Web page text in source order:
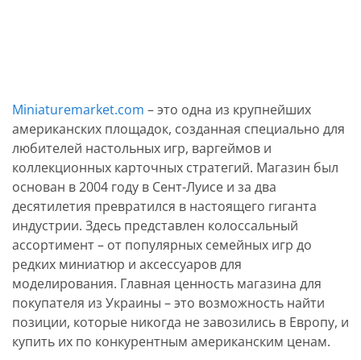
Miniaturemarket.com – это одна из крупнейших
американских площадок, созданная специально для
любителей настольных игр, варгеймов и
коллекционных карточных стратегий. Магазин был
основан в 2004 году в Сент-Луисе и за два
десятилетия превратился в настоящего гиганта
индустрии. Здесь представлен колоссальный
ассортимент – от популярных семейных игр до
редких миниатюр и аксессуаров для
моделирования. Главная ценность магазина для
покупателя из Украины – это возможность найти
позиции, которые никогда не завозились в Европу, и
купить их по конкурентным американским ценам.